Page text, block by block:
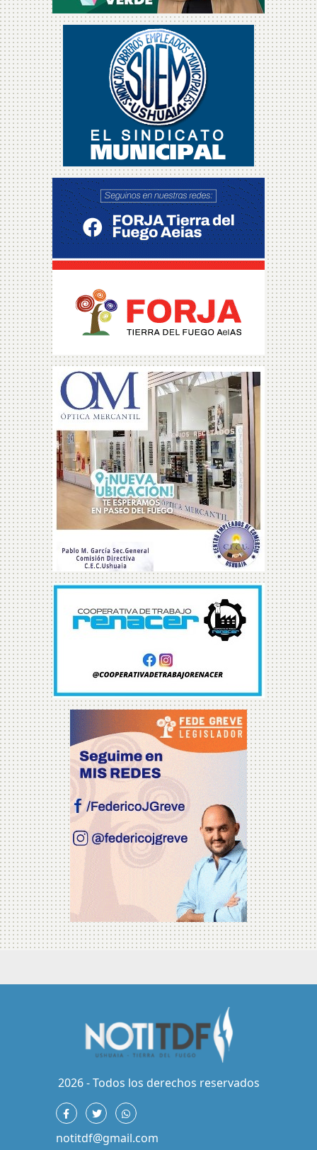
2026 - Todos los derechos reservados
notitdf@gmail.com